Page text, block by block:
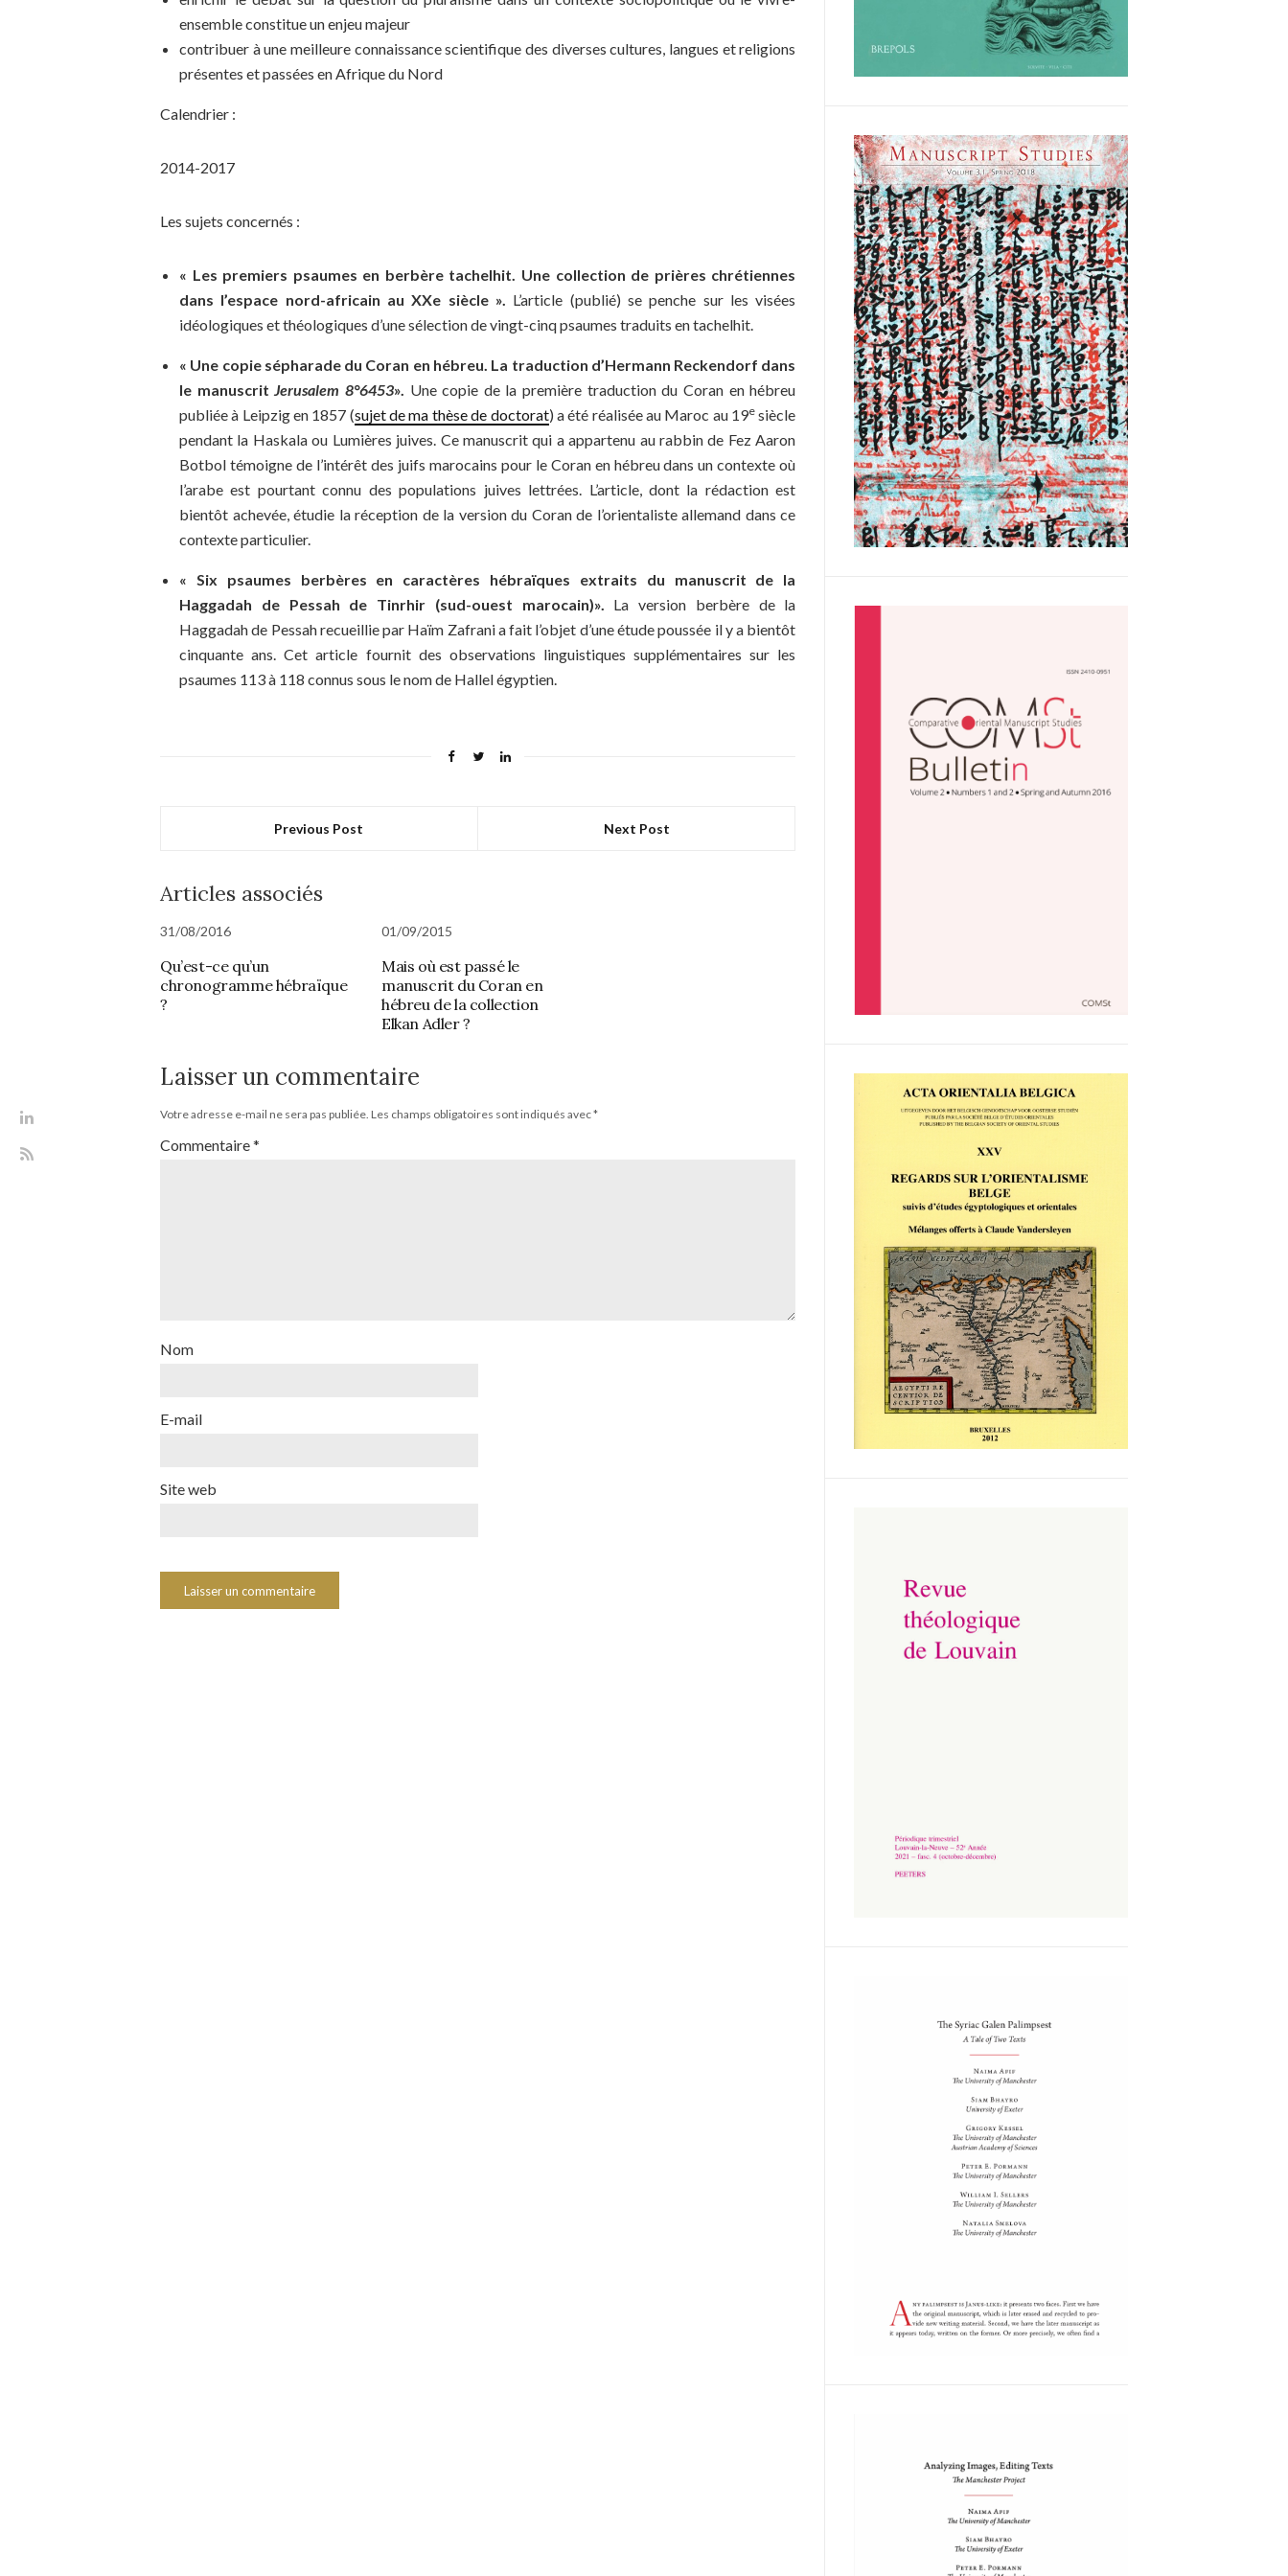
ensemble constitue un enjeu majeur
contribuer à une meilleure connaissance scientifique des diverses cultures, langues et religions
présentes et passées en Afrique du Nord
Calendrier :
2014-2017
Les sujets concernés :
« Les premiers psaumes en berbère tachelhit. Une collection de prières chrétiennes
dans l’espace nord-africain au XXe siècle ». L’article (publié) se penche sur les visées
idéologiques et théologiques d’une sélection de vingt-cinq psaumes traduits en tachelhit.
« Une copie sépharade du Coran en hébreu. La traduction d’Hermann Reckendorf dans
le manuscritJerusalem 8°6453». Une copie de la première traduction du Coran en hébreu
publiée à Leipzig en 1857 (sujet de ma thèse de doctorat) a été réalisée au Maroc au 19e siècle
pendant la Haskala ou Lumières juives. Ce manuscrit qui a appartenu au rabbin de Fez Aaron
Botbol témoigne de l’intérêt des juifs marocains pour le Coran en hébreu dans un contexte où
l’arabe est pourtant connu des populations juives lettrées. L’article, dont la rédaction est
bientôt achevée, étudie la réception de la version du Coran de l’orientaliste allemand dans ce
contexte particulier.
« Six psaumes berbères en caractères hébraïques extraits du manuscrit de la
Haggadah de Pessah de Tinrhir (sud-ouest marocain)». La version berbère de la
Haggadah de Pessah recueillie par Haïm Zafrani a fait l’objet d’une étude poussée il y a bientôt
cinquante ans. Cet article fournit des observations linguistiques supplémentaires sur les
psaumes 113 à 118 connus sous le nom de Hallel égyptien.
Previous Post Next Post
Articles associés
31/08/2016
Qu’est-ce qu’un
chronogramme hébraïque
?
01/09/2015
Mais où est passé le
manuscrit du Coran en
hébreu de la collection
Elkan Adler ?
Laisser un commentaire
Votre adresse e-mail ne sera pas publiée. Les champs obligatoires sont indiqués avec*
Commentaire*
Nom
E-mail
Site web